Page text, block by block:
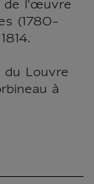
de l'œuvre
(1780-
du Louvre
à